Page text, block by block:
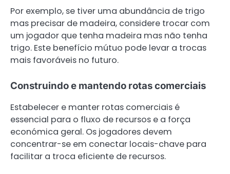
Por exemplo, se tiver uma abundância de trigo
mas precisar de madeira, considere trocar com
um jogador que tenha madeira mas não tenha
trigo. Este benefício mútuo pode levar a trocas
mais favoráveis no futuro.
Construindo e mantendo rotas comerciais
Estabelecer e manter rotas comerciais é
essencial para o fluxo de recursos e a força
económica geral. Os jogadores devem
concentrar-se em conectar locais-chave para
facilitar a troca eficiente de recursos.